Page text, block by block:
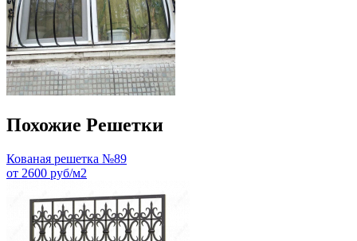
Похожие Решетки
Кованая решетка №89
от 2600 руб/м2